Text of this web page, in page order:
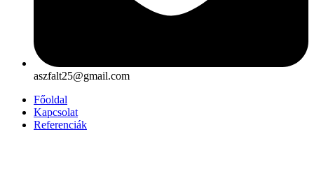
aszfalt25@gmail.com
Főoldal
Kapcsolat
Referenciák